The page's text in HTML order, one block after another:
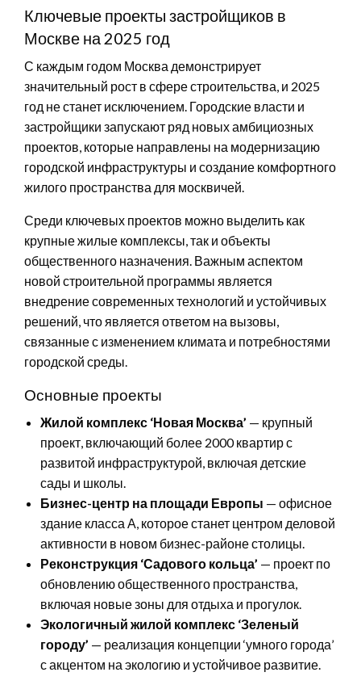
Ключевые проекты застройщиков в
Москве на 2025 год
С каждым годом Москва демонстрирует
значительный рост в сфере строительства, и 2025
год не станет исключением. Городские власти и
застройщики запускают ряд новых амбициозных
проектов, которые направлены на модернизацию
городской инфраструктуры и создание комфортного
жилого пространства для москвичей.
Среди ключевых проектов можно выделить как
крупные жилые комплексы, так и объекты
общественного назначения. Важным аспектом
новой строительной программы является
внедрение современных технологий и устойчивых
решений, что является ответом на вызовы,
связанные с изменением климата и потребностями
городской среды.
Основные проекты
Жилой комплекс ‘Новая Москва’ — крупный
проект, включающий более 2000 квартир с
развитой инфраструктурой, включая детские
сады и школы.
Бизнес-центр на площади Европы — офисное
здание класса А, которое станет центром деловой
активности в новом бизнес-районе столицы.
Реконструкция ‘Садового кольца’ — проект по
обновлению общественного пространства,
включая новые зоны для отдыха и прогулок.
Экологичный жилой комплекс ‘Зеленый
городу’ — реализация концепции ‘умного города’
с акцентом на экологию и устойчивое развитие.